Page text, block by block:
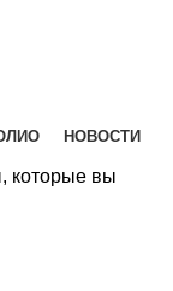
НОВОСТИ
которые вы